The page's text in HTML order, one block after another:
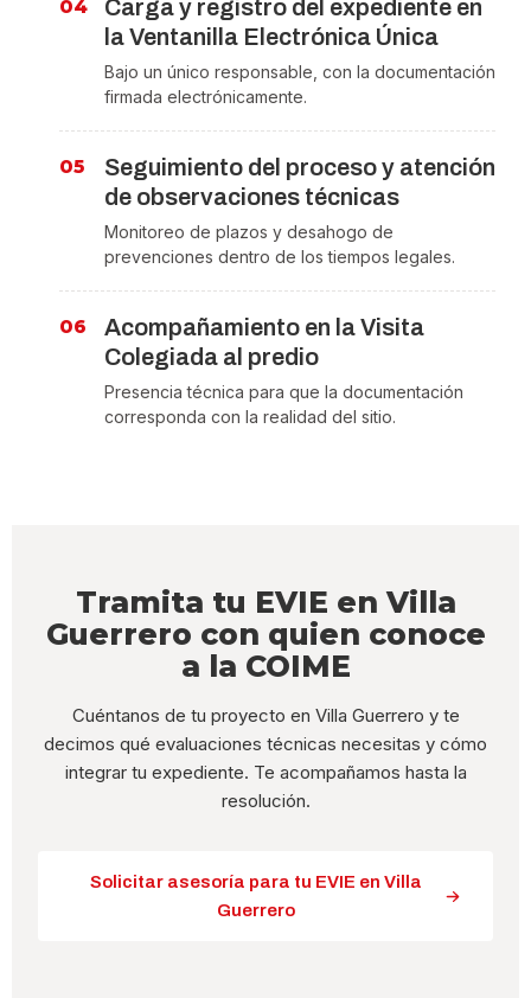
Carga y registro del expediente en
la Ventanilla Electrónica Única
Bajo un único responsable, con la documentación
firmada electrónicamente.
Seguimiento del proceso y atención
de observaciones técnicas
Monitoreo de plazos y desahogo de
prevenciones dentro de los tiempos legales.
Acompañamiento en la Visita
Colegiada al predio
Presencia técnica para que la documentación
corresponda con la realidad del sitio.
Tramita tu EVIE en Villa
Guerrero con quien conoce
a la COIME
Cuéntanos de tu proyecto en Villa Guerrero y te
decimos qué evaluaciones técnicas necesitas y cómo
integrar tu expediente. Te acompañamos hasta la
resolución.
Solicitar asesoría para tu EVIE en Villa
Guerrero